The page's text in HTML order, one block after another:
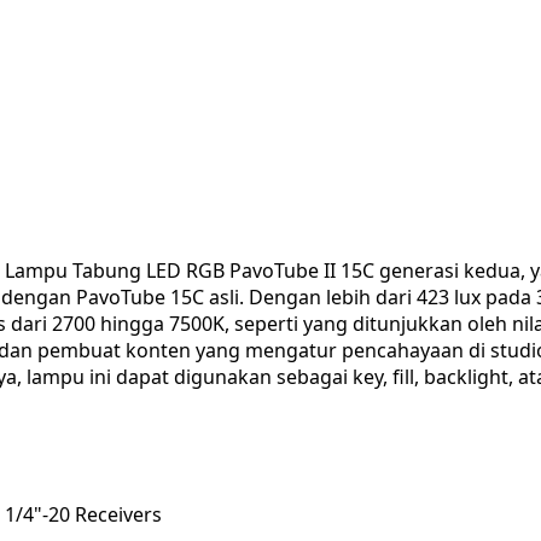
Tabung LED RGB PavoTube II 15C generasi
PavoTube 15C asli. Dengan lebih dari 423 lux pada
2700 hingga 7500K, seperti yang ditunjukkan oleh
pembuat konten yang mengatur pencahayaan di
lampu ini dapat digunakan sebagai key, fill, backlight,
4"-20 Receivers